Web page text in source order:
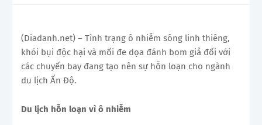
(Diadanh.net) – Tình trạng ô nhiễm sông linh thiêng,
khói bụi độc hại và mối đe dọa đánh bom giả đối với
các chuyến bay đang tạo nên sự hỗn loạn cho ngành
du lịch Ấn Độ.
Du lịch hỗn loạn vì ô nhiễm